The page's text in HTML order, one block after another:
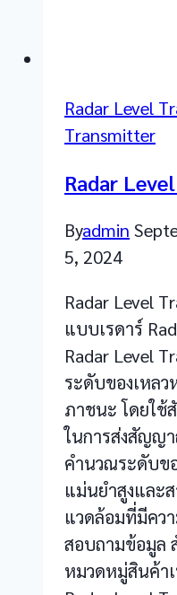
Radar Level
Transmitter
Radar
Byadmin
5, 2024
Radar Level
แบบเรดาร์
Radar Level
ระดับของเหลว
ภาชนะ โดยใช้
ในการส่งสัญญ
คำนวณระดับข
แม่นยำสูงและ
แวดล้อมที่มีคว
สอบถามข้อมูล
หมวดหมู่สินค้า